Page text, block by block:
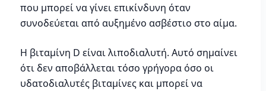
που μπορεί να γίνει επικίνδυνη όταν
συνοδεύεται από αυξημένο ασβέστιο στο αίμα.
Η βιταμίνη D είναι λιποδιαλυτή. Αυτό σημαίνει
ότι δεν αποβάλλεται τόσο γρήγορα όσο οι
υδατοδιαλυτές βιταμίνες και μπορεί να